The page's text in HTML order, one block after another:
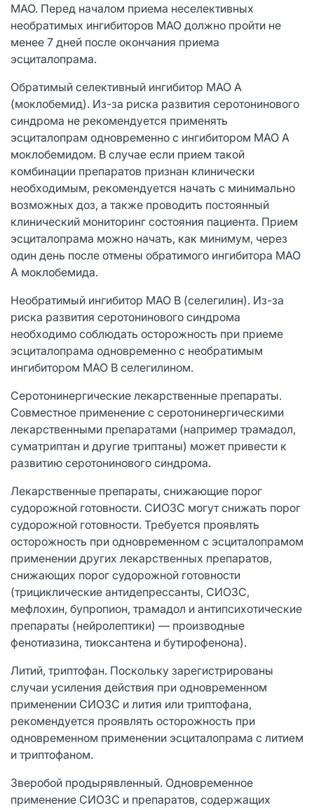
МАО. Перед началом приема неселективных
необратимых ингибиторов МАО должно пройти не
менее 7 дней после окончания приема
эсциталопрама.
Обратимый селективный ингибитор МАО А
(моклобемид). Из-за риска развития серотонинового
синдрома не рекомендуется применять
эсциталопрам одновременно с ингибитором МАО А
моклобемидом. В случае если прием такой
комбинации препаратов признан клинически
необходимым, рекомендуется начать с минимально
возможных доз, а также проводить постоянный
клинический мониторинг состояния пациента. Прием
эсциталопрама можно начать, как минимум, через
один день после отмены обратимого ингибитора МАО
А моклобемида.
Необратимый ингибитор МАО B (селегилин). Из-за
риска развития серотонинового синдрома
необходимо соблюдать осторожность при приеме
эсциталопрама одновременно с необратимым
ингибитором МАО B селегилином.
Серотонинергические лекарственные препараты.
Совместное применение с серотонинергическими
лекарственными препаратами (например трамадол,
суматриптан и другие триптаны) может привести к
развитию серотонинового синдрома.
Лекарственные препараты, снижающие порог
судорожной готовности. СИОЗС могут снижать порог
судорожной готовности. Требуется проявлять
осторожность при одновременном с эсциталопрамом
применении других лекарственных препаратов,
снижающих порог судорожной готовности
(трициклические антидепрессанты, СИОЗС,
мефлохин, бупропион, трамадол и антипсихотические
препараты (нейролептики) — производные
фенотиазина, тиоксантена и бутирофенона).
Литий, триптофан. Поскольку зарегистрированы
случаи усиления действия при одновременном
применении СИОЗС и лития или триптофана,
рекомендуется проявлять осторожность при
одновременном применении эсциталопрама с литием
и триптофаном.
Зверобой продырявленный. Одновременное
применение СИОЗС и препаратов, содержащих